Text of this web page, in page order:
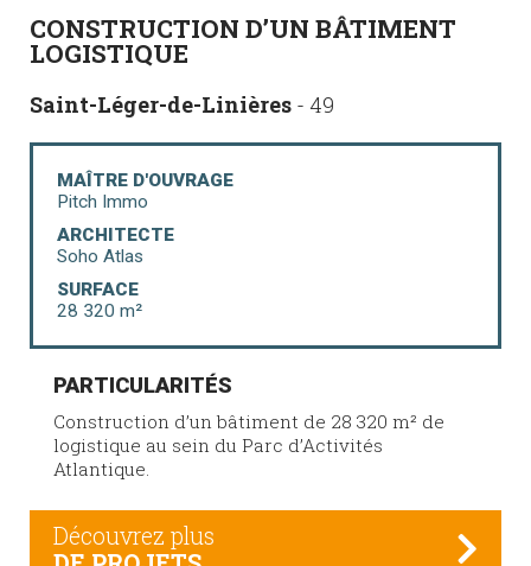
CONSTRUCTION D’UN BÂTIMENT
LOGISTIQUE
Saint-Léger-de-Linières - 49
MAÎTRE D'OUVRAGE
Pitch Immo
ARCHITECTE
Soho Atlas
SURFACE
28 320 m²
PARTICULARITÉS
Construction d’un bâtiment de 28 320 m² de
logistique au sein du Parc d’Activités
Atlantique.
Découvrez plus